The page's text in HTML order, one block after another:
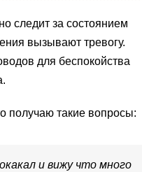
следит за состоянием
вызывают тревогу.
для беспокойства
получаю такие вопросы:
и вижу что много